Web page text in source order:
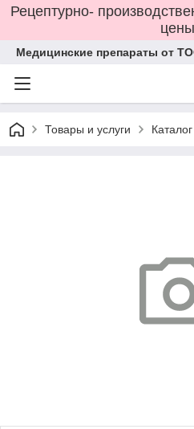
Рецептурно-
Медицинские препараты от
Товары и услуги Каталог